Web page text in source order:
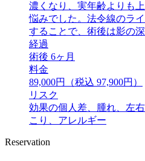
濃くなり、実年齢よりも
悩みでした。法令線のラ
することで、術後は影
経過
術後 6ヶ月
料金
89,000円（税込 97,900円）
リスク
効果の個人差、腫れ、左
こり、アレルギー
Reservation